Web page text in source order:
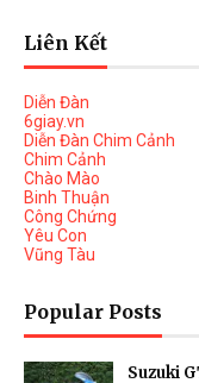
Liên Kết
Diễn Đàn
6giay.vn
Diễn Đàn Chim Cảnh
Chim Cảnh
Chào Mào
Binh Thuận
Công Chứng
Yêu Con
Vũng Tàu
Popular Posts
Suzuki